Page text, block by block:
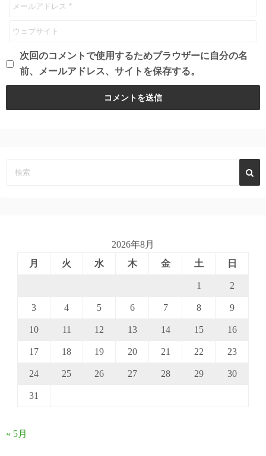
次回のコメントで使用するためブラウザーに自分の名
前、メールアドレス、サイトを保存する。
2026年8月
月
火 水 木 金 土 日
1 2
3 4 5 6 7 8 9
10 11 12 13 14 15 16
17 18 19 20 21 22 23
24 25 26 27 28 29 30
31
« 5月